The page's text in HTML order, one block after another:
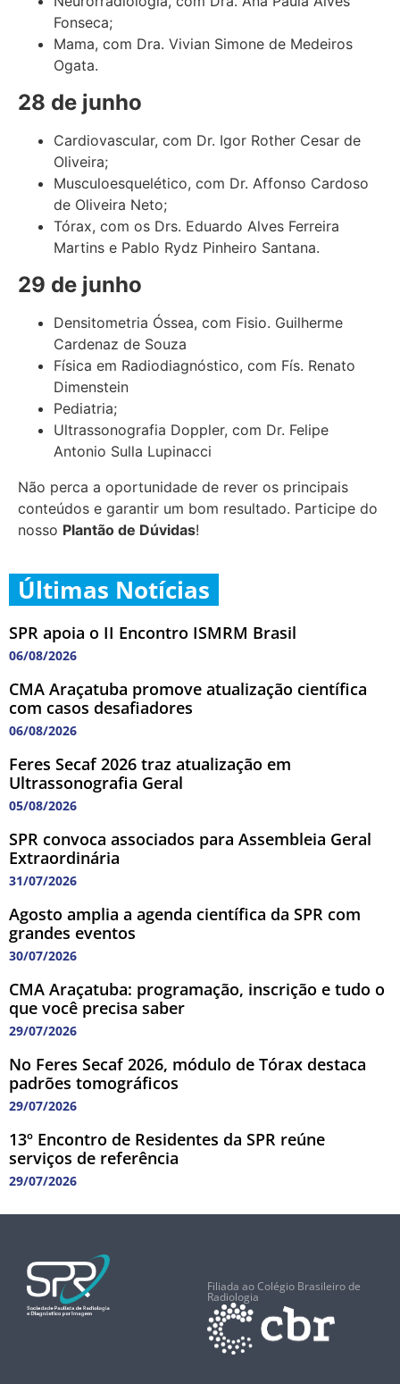
Fonseca;
Mama, com Dra. Vivian Simone de Medeiros
Ogata.
28 de junho
Cardiovascular, com Dr. Igor Rother Cesar de
Oliveira;
Musculoesquelético, com Dr. Affonso Cardoso
de Oliveira Neto;
Tórax, com os Drs. Eduardo Alves Ferreira
Martins e Pablo Rydz Pinheiro Santana.
29 de junho
Densitometria Óssea, com Fisio. Guilherme
Cardenaz de Souza
Física em Radiodiagnóstico, com Fís. Renato
Dimenstein
Pediatria;
Ultrassonografia Doppler, com Dr. Felipe
Antonio Sulla Lupinacci
Não perca a oportunidade de rever os principais
conteúdos e garantir um bom resultado. Participe do
nosso Plantão de Dúvidas!
Últimas Notícias
SPR apoia o II Encontro ISMRM Brasil
06/08/2026
CMA Araçatuba promove atualização científica
com casos desafiadores
06/08/2026
Feres Secaf 2026 traz atualização em
Ultrassonografia Geral
05/08/2026
SPR convoca associados para Assembleia Geral
Extraordinária
31/07/2026
Agosto amplia a agenda científica da SPR com
grandes eventos
30/07/2026
CMA Araçatuba: programação, inscrição e tudo o
que você precisa saber
29/07/2026
No Feres Secaf 2026, módulo de Tórax destaca
padrões tomográficos
29/07/2026
13º Encontro de Residentes da SPR reúne
serviços de referência
29/07/2026
Filiada ao Colégio Brasileiro de
Radiologia